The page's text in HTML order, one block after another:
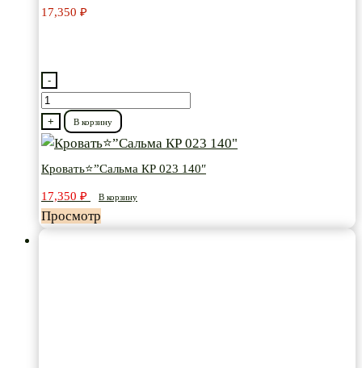
17,350 ₽
-
Количество
товара
Кровать⭐”Сальма
023
140"
+ В корзину
Кровать⭐”Сальма КР 023 140″
17,350 ₽ В корзину
Просмотр